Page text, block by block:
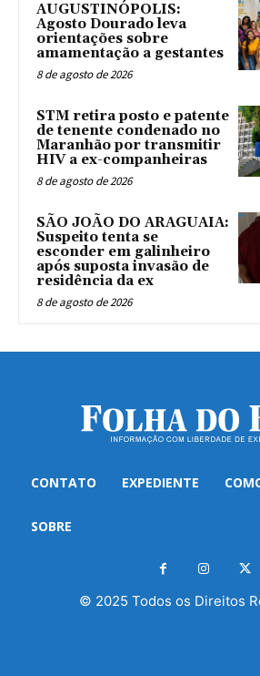
AUGUSTINÓPOLIS:
Agosto Dourado leva
orientações sobre
amamentação a gestantes
8 de agosto de 2026
STM retira posto e patente
de tenente condenado no
Maranhão por transmitir
HIV a ex-companheiras
8 de agosto de 2026
SÃO JOÃO DO ARAGUAIA:
Suspeito tenta se
esconder em galinheiro
após suposta invasão de
residência da ex
8 de agosto de 2026
CONTATO EXPEDIENTE
SOBRE
© 2025 Todos os Direitos